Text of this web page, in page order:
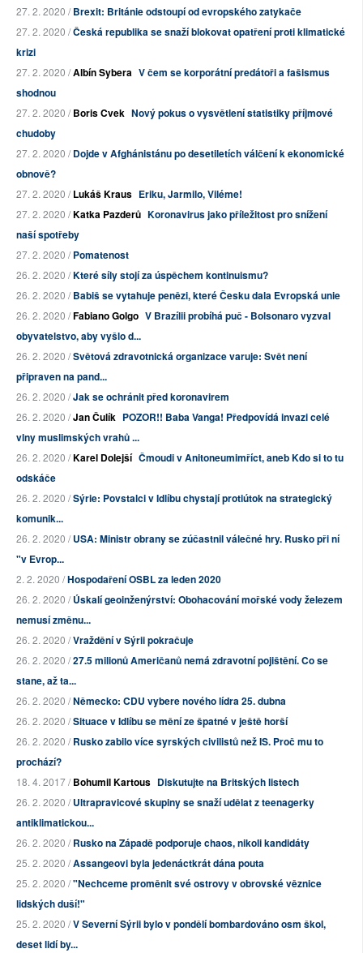
27. 2. 2020 /Brexit: Británie odstoupí od evropského zatykače
27. 2. 2020 /Česká republika se snaží blokovat opatření proti klimatické
krizi
27. 2. 2020 /Albín Sybera V čem se korporátní predátoři a fašismus
shodnou
27. 2. 2020 /Boris Cvek Nový pokus o vysvětlení statistiky příjmové
chudoby
27. 2. 2020 /Dojde v Afghánistánu po desetiletích válčení k ekonomické
obnově?
27. 2. 2020 /Lukáš Kraus Eriku, Jarmilo, Viléme!
27. 2. 2020 /Katka Pazderů Koronavirus jako příležitost pro snížení
naší spotřeby
27. 2. 2020 /Pomatenost
26. 2. 2020 /Které síly stojí za úspěchem kontinuismu?
26. 2. 2020 /Babiš se vytahuje penězi, které Česku dala Evropská unie
26. 2. 2020 /Fabiano Golgo V Brazílii probíhá puč - Bolsonaro vyzval
obyvatelstvo, aby vyšlo d...
26. 2. 2020 /Světová zdravotnická organizace varuje: Svět není
připraven na pand...
26. 2. 2020 /Jak se ochránit před koronavirem
26. 2. 2020 /Jan Čulík POZOR!! Baba Vanga! Předpovídá invazi celé
vlny muslimských vrahů ...
26. 2. 2020 /Karel Dolejší Čmoudi v Anitoneumimříct, aneb Kdo si to tu
odskáče
26. 2. 2020 /Sýrie: Povstalci v Idlíbu chystají protiútok na strategický
komunik...
26. 2. 2020 /USA: Ministr obrany se zúčastnil válečné hry. Rusko při ní
"v Evrop...
2. 2. 2020 /Hospodaření OSBL za leden 2020
26. 2. 2020 /Úskalí geoinženýrství: Obohacování mořské vody železem
nemusí změnu...
26. 2. 2020 /Vraždění v Sýrii pokračuje
26. 2. 2020 /27.5 milionů Američanů nemá zdravotní pojištění. Co se
stane, až ta...
26. 2. 2020 /Německo: CDU vybere nového lídra 25. dubna
26. 2. 2020 /Situace v Idlíbu se mění ze špatné v ještě horší
26. 2. 2020 /Rusko zabilo více syrských civilistů než IS. Proč mu to
prochází?
18. 4. 2017 /Bohumil Kartous Diskutujte na Britských listech
26. 2. 2020 /Ultrapravicové skupiny se snaží udělat z teenagerky
antiklimatickou...
26. 2. 2020 /Rusko na Západě podporuje chaos, nikoli kandidáty
25. 2. 2020 /Assangeovi byla jedenáctkrát dána pouta
25. 2. 2020 /"Nechceme proměnit své ostrovy v obrovské věznice
lidských duší!"
25. 2. 2020 /V Severní Sýrii bylo v pondělí bombardováno osm škol,
deset lidí by...